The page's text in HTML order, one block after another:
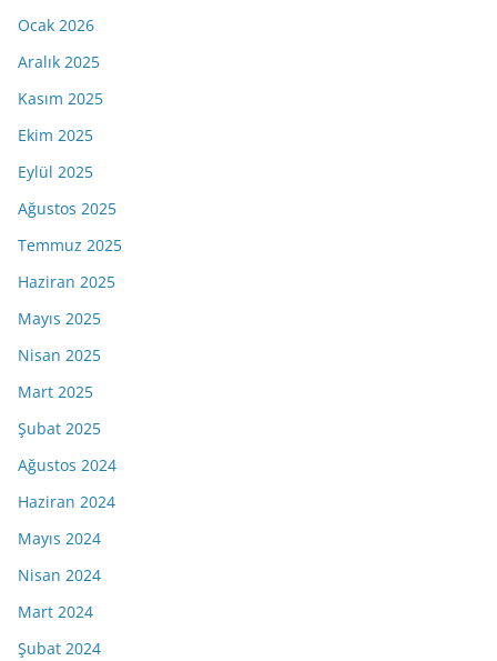
Ocak 2026
Aralık 2025
Kasım 2025
Ekim 2025
Eylül 2025
Ağustos 2025
Temmuz 2025
Haziran 2025
Mayıs 2025
Nisan 2025
Mart 2025
Şubat 2025
Ağustos 2024
Haziran 2024
Mayıs 2024
Nisan 2024
Mart 2024
Şubat 2024